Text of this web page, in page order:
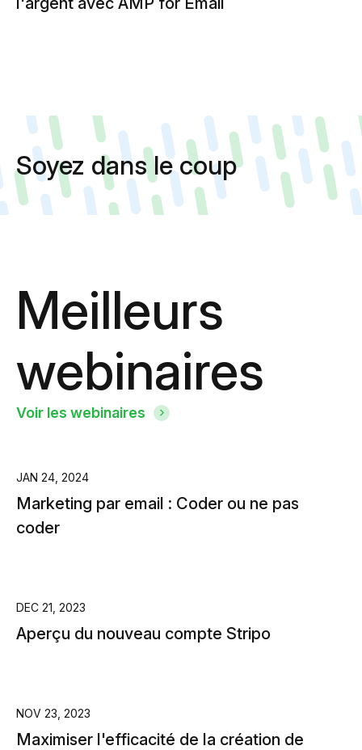
Soyez dans le coup
Meilleurs
webinaires
Voir les webinaires
JAN 24, 2024
Marketing par email : Coder ou ne pas
coder
DEC 21, 2023
Aperçu du nouveau compte Stripo
NOV 23, 2023
Maximiser l'efficacité de la création de